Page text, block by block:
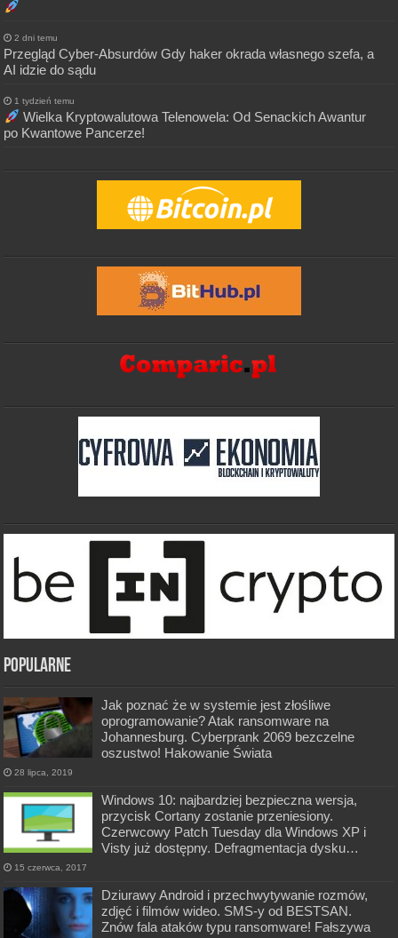
2 dni temu
Przegląd Cyber-Absurdów Gdy haker okrada własnego szefa, a
AI idzie do sądu
1 tydzień temu
Wielka Kryptowalutowa Telenowela: Od Senackich Awantur
po Kwantowe Pancerze!
POPULARNE
Jak poznać że w systemie jest złośliwe
oprogramowanie? Atak ransomware na
Johannesburg. Cyberprank 2069 bezczelne
oszustwo! Hakowanie Świata
28 lipca, 2019
Windows 10: najbardziej bezpieczna wersja,
przycisk Cortany zostanie przeniesiony.
Czerwcowy Patch Tuesday dla Windows XP i
Visty już dostępny. Defragmentacja dysku…
15 czerwca, 2017
Dziurawy Android i przechwytywanie rozmów,
zdjęć i filmów wideo. SMS-y od BESTSAN.
Znów fala ataków typu ransomware! Fałszywa